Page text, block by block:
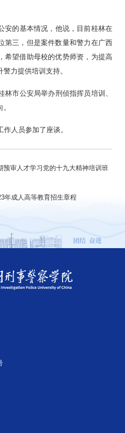
安的基本情况，他说，目前桂林在
第三，但是案件数量和警力在广西
希望借助母校的优势师资，为提高
力提供培训支持。
林市公安局举办刑侦指挥员培训、
人员参加了座谈。
预审人才学习党的十九大精神培训班
年成人高等教育招生章程